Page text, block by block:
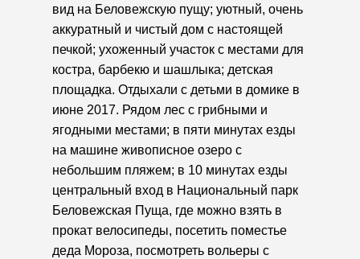
вид на Беловежскую пущу; уютный, очень
аккуратный и чистый дом с настоящей
печкой; ухоженный участок с местами для
костра, барбекю и шашлыка; детская
площадка. Отдыхали с детьми в домике в
июне 2017. Рядом лес с грибными и
ягодными местами; в пяти минутах езды
на машине живописное озеро с
небольшим пляжем; в 10 минутах езды
центральный вход в Национальный парк
Беловежская Пуща, где можно взять в
прокат велосипеды, посетить поместье
деда Мороза, посмотреть вольеры с